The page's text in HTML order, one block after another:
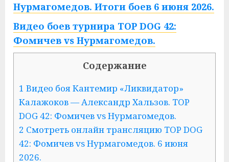
Нурмагомедов. Итоги боев 6 июня 2026.
Видео боев турнира TOP DOG 42:
Фомичев vs Нурмагомедов.
Содержание
1 Видео боя Кантемир «Ликвидатор»
Калажоков — Александр Хальзов. TOP
DOG 42: Фомичев vs Нурмагомедов.
2 Смотреть онлайн трансляцию TOP DOG
42: Фомичев vs Нурмагомедов. 6 июня
2026.